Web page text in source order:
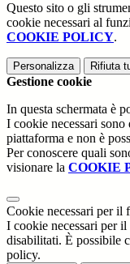
Questo sito o gli
cookie necessari al
COOKIE POLICY.
Personalizza Rifiuta
Gestione cookie
In questa schermata è
I cookie necessari
piattaforma e non è
Per conoscere quali
visionare la COOKIE
Cookie necessari per il
I cookie necessari per
disabilitati. È possibile
policy.